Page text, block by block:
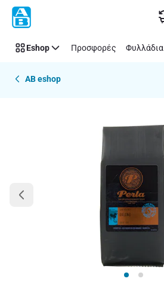
Παράλειψη
Eshop Προσφορές Φυλλάδια
AB eshop